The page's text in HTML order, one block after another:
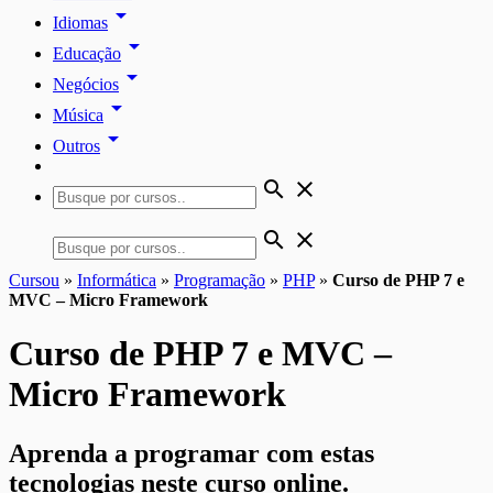
Idiomas arrow_drop_down
Educação arrow_drop_down
Negócios arrow_drop_down
Música arrow_drop_down
Outros arrow_drop_down
search close
search close
Cursou » Informática » Programação » PHP» Curso de PHP 7 e
MVC – Micro Framework
Curso de PHP 7 e MVC –
Micro Framework
Aprenda a programar com estas
tecnologias neste curso online.